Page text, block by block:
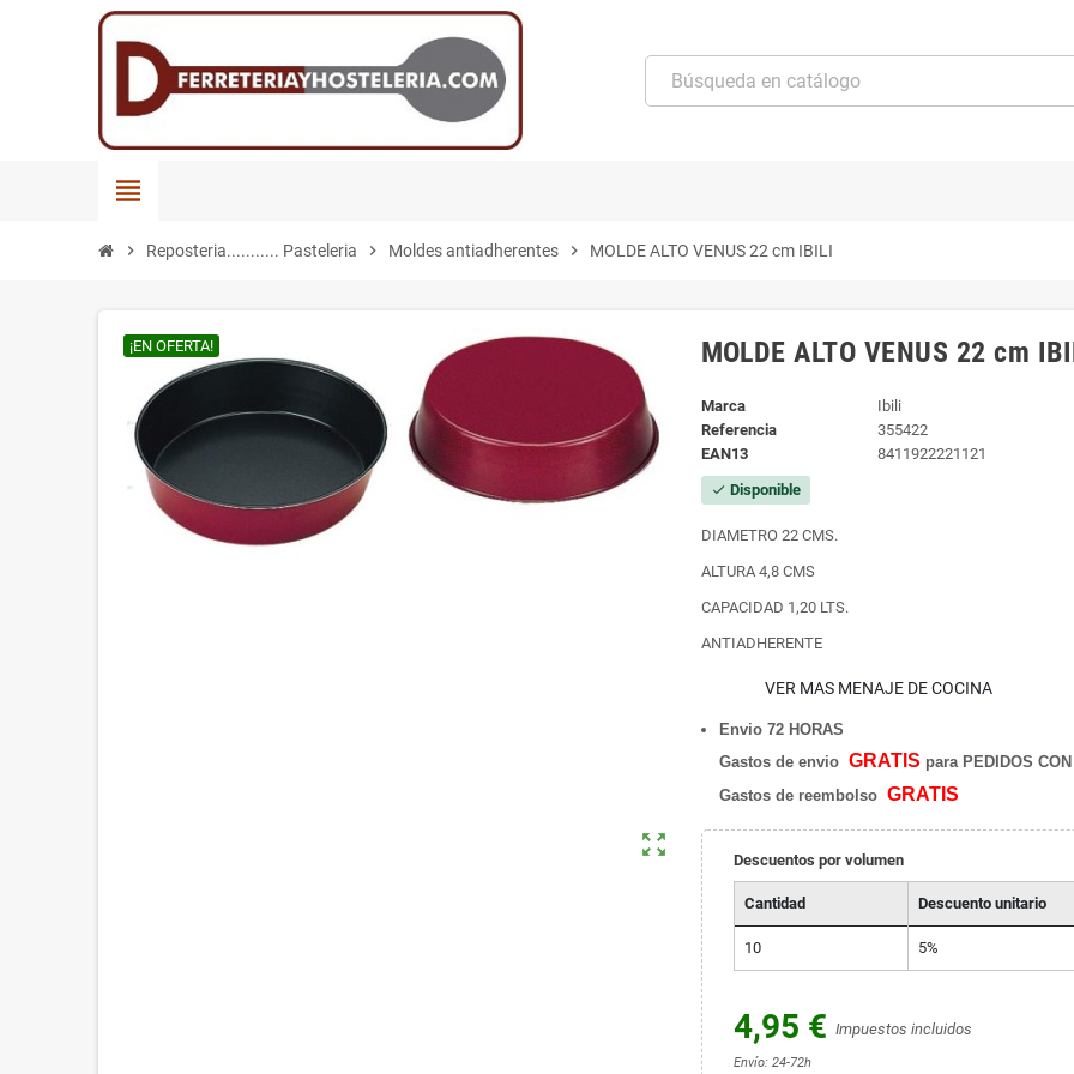
view_headline
chevron_right Reposteria........... Pasteleria chevron_right Moldes antiadherentes chevron_right MOLDE ALTO VENUS 22 cm IBILI
zoom_out_map
¡EN OFERTA! MOLDE ALTO VENUS 22 cm
Marca
Ibili
Referencia
355422
EAN13
8411922221121
check Disponible
DIAMETRO 22 CMS.
ALTURA 4,8 CMS
CAPACIDAD 1,20 LTS.
ANTIADHERENTE
VER MAS MENAJE DE COCINA
Envio 72 HORAS
Gastos de envio GRATIS para PEDIDOS
Gastos de reembolso GRATIS
Descuentos por volumen
Cantidad Descuento unitario
10 5%
4,95 € Impuestos incluidos
Envío: 24-72h